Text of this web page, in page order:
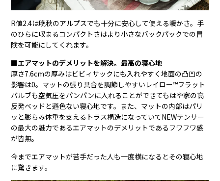
R値2.4は晩秋のアルプスでも十分に安心して使える暖かさ。手
のひらに収まるコンパクトさはより小さなバックパックでの冒
険を可能にしてくれます。
■エアマットのデメリットを解決。最高の寝心地
厚さ7.6cmの厚みはビビィサックにも入れやすく地面の凸凹の
影響は0。マットの張り具合を調節しやすいレイロー™フラット
バルブも空気圧をパンパンに入れることができてもはや家の高
反発ベッドと遜色ない寝心地です。また、マットの内部はパリ
ッと膨らみ体重を支えるトラス構造になっていてNEWテンサー
の最大の魅力であるエアマットのデメリットであるフワフワ感
が皆無。
今までエアマットが苦手だった人も一度横になるとその寝心地
に驚きます。